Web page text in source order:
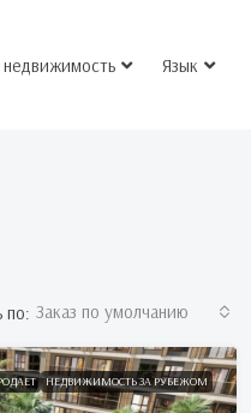
Язык
по: Заказ по умолчанию
НЕДВИЖИМОСТЬ ЗА РУБЕЖОМ